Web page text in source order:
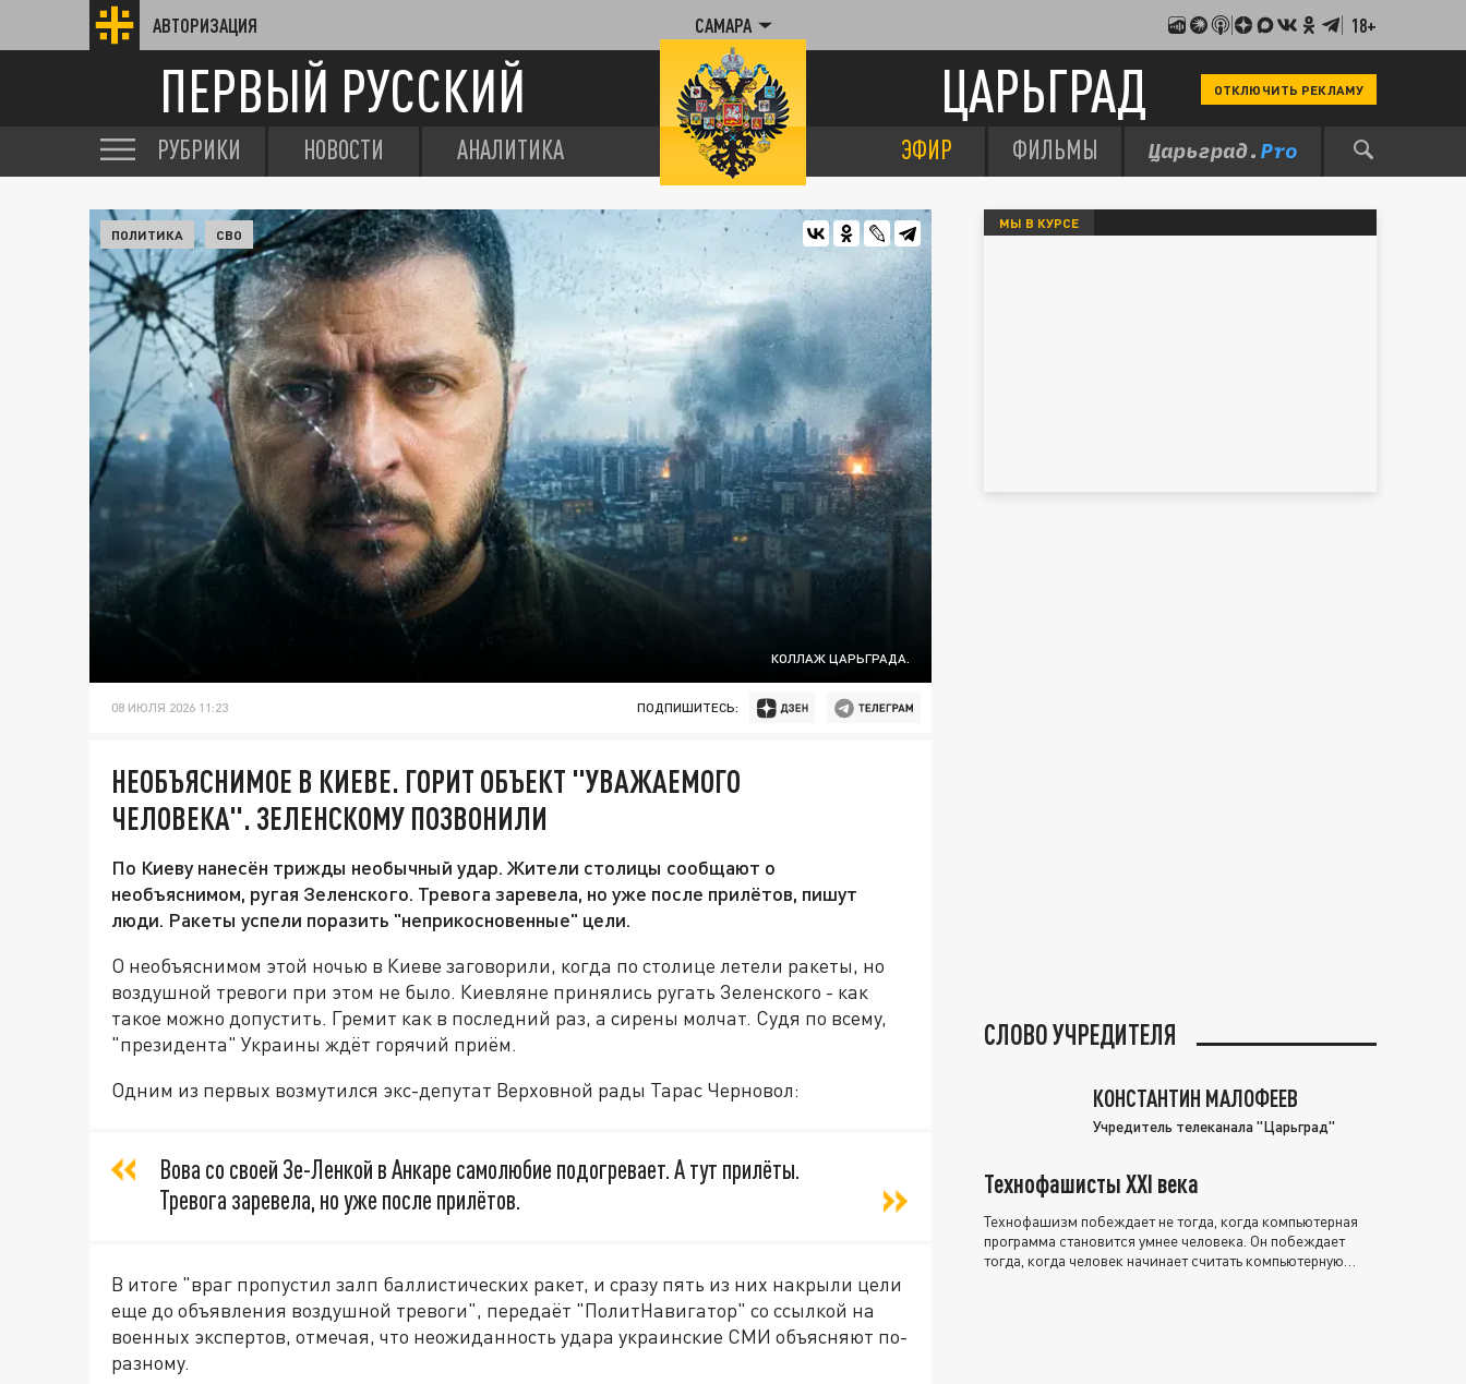
АВТОРИЗАЦИЯ САМАРА 18+
ПЕРВЫЙ РУССКИЙ ЦАРЬГРАД ОТКЛЮЧИТЬ РЕКЛАМУ
РУБРИКИ НОВОСТИ АНАЛИТИКА ЭФИР ФИЛЬМЫ
КОЛЛАЖ ЦАРЬГРАДА.
ПОЛИТИКА СВО
08 ИЮЛЯ 2026 11:23 ПОДПИШИТЕСЬ:
НЕОБЪЯСНИМОЕ В КИЕВЕ. ГОРИТ ОБЪЕКТ "УВАЖАЕМОГО
ЧЕЛОВЕКА". ЗЕЛЕНСКОМУ ПОЗВОНИЛИ
По Киеву нанесён трижды необычный удар. Жители столицы сообщают о
необъяснимом, ругая Зеленского. Тревога заревела, но уже после прилётов, пишут
люди. Ракеты успели поразить "неприкосновенные" цели.
О необъяснимом этой ночью в Киеве заговорили, когда по столице летели ракеты, но
воздушной тревоги при этом не было. Киевляне принялись ругать Зеленского - как
такое можно допустить. Гремит как в последний раз, а сирены молчат. Судя по всему,
"президента" Украины ждёт горячий приём.
Одним из первых возмутился экс-депутат Верховной рады Тарас Черновол:
Вова со своей Зе-Ленкой в Анкаре самолюбие подогревает. А тут прилёты.
Тревога заревела, но уже после прилётов.
В итоге "враг пропустил залп баллистических ракет, и сразу пять из них накрыли цели
еще до объявления воздушной тревоги", передаёт "ПолитНавигатор" со ссылкой на
военных экспертов, отмечая, что неожиданность удара украинские СМИ объясняют по-
разному.
МЫ В КУРСЕ
СЛОВО УЧРЕДИТЕЛЯ
КОНСТАНТИН МАЛОФЕЕВ
Учредитель телеканала "Царьград"
Технофашисты XXI века
Технофашизм побеждает не тогда, когда компьютерная
программа становится умнее человека. Он побеждает
тогда, когда человек начинает считать компьютерную